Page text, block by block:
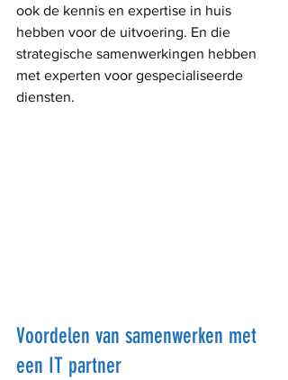
ook de kennis en expertise in huis
hebben voor de uitvoering. En die
strategische samenwerkingen hebben
met experten voor gespecialiseerde
diensten.
Voordelen van samenwerken met
een IT partner